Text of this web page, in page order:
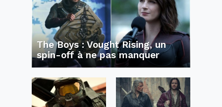
The Boys : Vought Rising, un
spin-off à ne pas manquer